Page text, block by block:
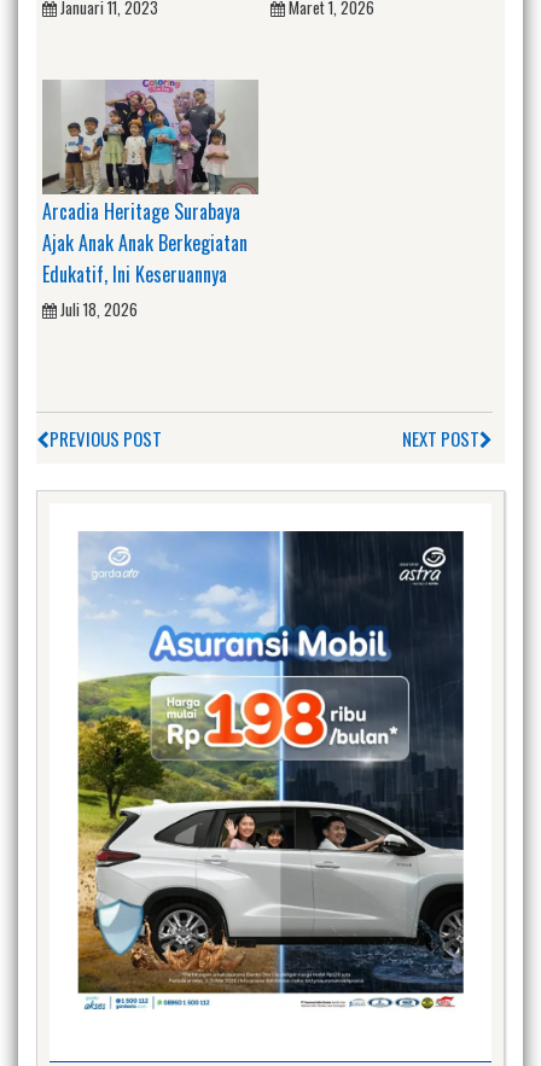
Januari 11, 2023 Maret 1, 2026
Arcadia Heritage Surabaya
Ajak Anak Anak Berkegiatan
Edukatif, Ini Keseruannya
Juli 18, 2026
PREVIOUS POST NEXT POST